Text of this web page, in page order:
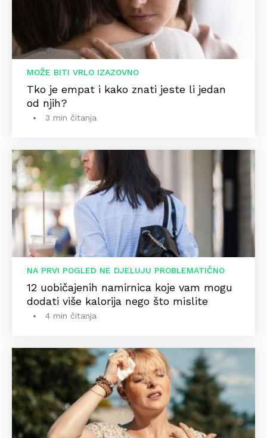
MOŽE BITI VRLO IZAZOVNO
Tko je empat i kako znati jeste li jedan
od njih?
3 min čitanja
NA PRVI POGLED NE DJELUJU PROBLEMATIČNO
12 uobičajenih namirnica koje vam mogu
dodati više kalorija nego što mislite
4 min čitanja